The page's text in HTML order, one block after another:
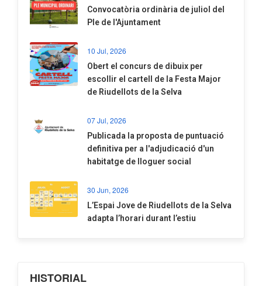
Convocatòria ordinària de juliol del
Ple de l'Ajuntament
10 Jul, 2026
​Obert el concurs de dibuix per
escollir el cartell de la Festa Major
de Riudellots de la Selva
07 Jul, 2026
​Publicada la proposta de puntuació
definitiva per a l'adjudicació d'un
habitatge de lloguer social
30 Jun, 2026
​L’Espai Jove de Riudellots de la Selva
adapta l’horari durant l’estiu
HISTORIAL